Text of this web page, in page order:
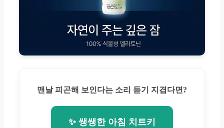
맨날 피곤해 보인다는 소리 듣기 지겹다면?
✨ 쌩쌩한 아침 치트키